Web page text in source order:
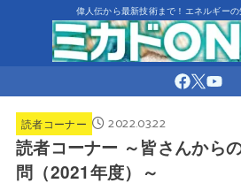
偉人伝から最新技術まで！エネルギー
読者コーナー 2022.03.22
読者コーナー ～皆さんから
問（2021年度）～